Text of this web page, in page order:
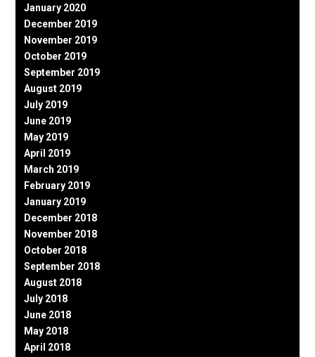
January 2020
December 2019
November 2019
October 2019
September 2019
August 2019
July 2019
June 2019
May 2019
April 2019
March 2019
February 2019
January 2019
December 2018
November 2018
October 2018
September 2018
August 2018
July 2018
June 2018
May 2018
April 2018